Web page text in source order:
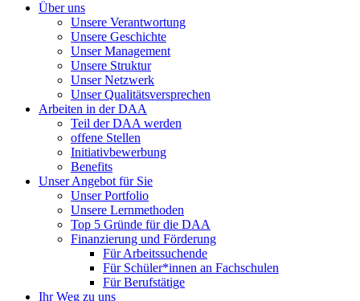
Über uns
Unsere Verantwortung
Unsere Geschichte
Unser Management
Unsere Struktur
Unser Netzwerk
Unser Qualitätsversprechen
Arbeiten in der DAA
Teil der DAA werden
offene Stellen
Initiativbewerbung
Benefits
Unser Angebot für Sie
Unser Portfolio
Unsere Lernmethoden
Top 5 Gründe für die DAA
Finanzierung und Förderung
Für Arbeitssuchende
Für Schüler*innen an Fachschulen
Für Berufstätige
Ihr Weg zu uns